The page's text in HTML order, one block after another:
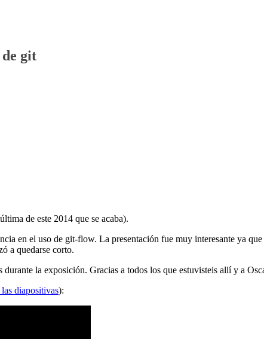
git
de este 2014 que se acaba).
en el uso de git-flow. La presentación fue muy interesante ya
a quedarse corto.
la exposición. Gracias a todos los que estuvisteis allí y a
diapositivas):